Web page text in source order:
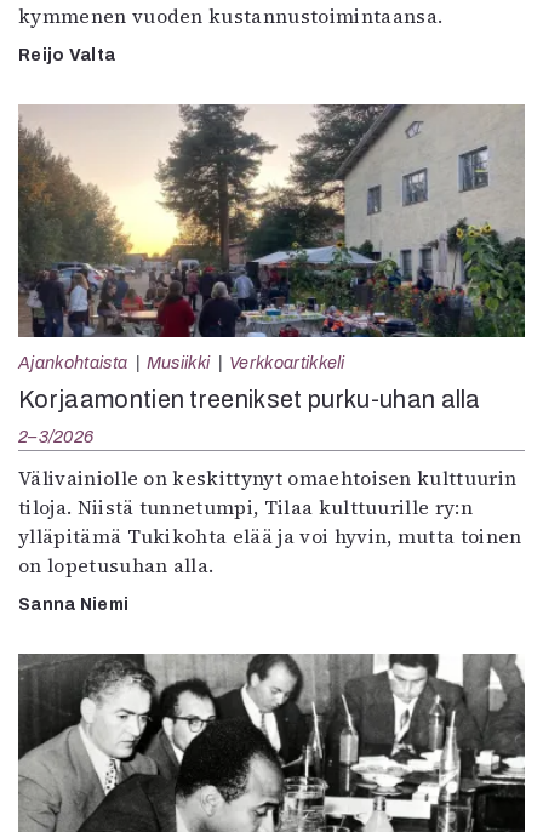
kymmenen vuoden kustannustoimintaansa.
Reijo Valta
Ajankohtaista Musiikki Verkkoartikkeli
Korjaamontien treenikset purku-uhan alla
2–3/2026
Välivainiolle on keskittynyt omaehtoisen kulttuurin
tiloja. Niistä tunnetumpi, Tilaa kulttuurille ry:n
ylläpitämä Tukikohta elää ja voi hyvin, mutta toinen
on lopetusuhan alla.
Sanna Niemi